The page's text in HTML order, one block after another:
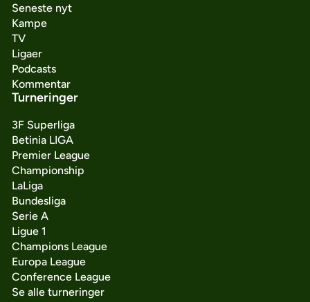
Seneste nyt
Kampe
TV
Ligaer
Podcasts
Kommentar
Turneringer
3F Superliga
Betinia LIGA
Premier League
Championship
LaLiga
Bundesliga
Serie A
Ligue 1
Champions League
Europa League
Conference League
Se alle turneringer